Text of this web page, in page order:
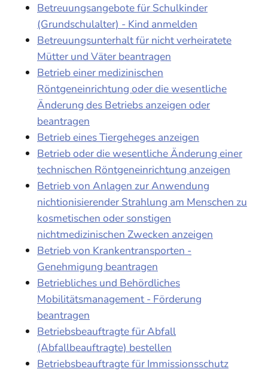
Betreuungsangebote für Schulkinder
(Grundschulalter) - Kind anmelden
Betreuungsunterhalt für nicht verheiratete
Mütter und Väter beantragen
Betrieb einer medizinischen
Röntgeneinrichtung oder die wesentliche
Änderung des Betriebs anzeigen oder
beantragen
Betrieb eines Tiergeheges anzeigen
Betrieb oder die wesentliche Änderung einer
technischen Röntgeneinrichtung anzeigen
Betrieb von Anlagen zur Anwendung
nichtionisierender Strahlung am Menschen zu
kosmetischen oder sonstigen
nichtmedizinischen Zwecken anzeigen
Betrieb von Krankentransporten -
Genehmigung beantragen
Betriebliches und Behördliches
Mobilitätsmanagement - Förderung
beantragen
Betriebsbeauftragte für Abfall
(Abfallbeauftragte) bestellen
Betriebsbeauftragte für Immissionsschutz